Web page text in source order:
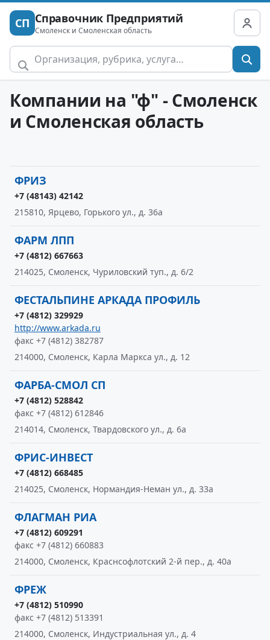
СП Справочник Предприятий
Смоленск и Смоленская область
Компании на "ф" - Смоленск
и Смоленская область
ФРИЗ
+7 (48143) 42142
215810, Ярцево, Горького ул., д. 36а
ФАРМ ЛПП
+7 (4812) 667663
214025, Смоленск, Чуриловский туп., д. 6/2
ФЕСТАЛЬПИНЕ АРКАДА ПРОФИЛЬ
+7 (4812) 329929
http://www.arkada.ru
факс +7 (4812) 382787
214000, Смоленск, Карла Маркса ул., д. 12
ФАРБА-СМОЛ СП
+7 (4812) 528842
факс +7 (4812) 612846
214014, Смоленск, Твардовского ул., д. 6а
ФРИС-ИНВЕСТ
+7 (4812) 668485
214025, Смоленск, Нормандия-Неман ул., д. 33а
ФЛАГМАН РИА
+7 (4812) 609291
факс +7 (4812) 660883
214000, Смоленск, Краснсофлотский 2-й пер., д. 40а
ФРЕЖ
+7 (4812) 510990
факс +7 (4812) 513391
214000, Смоленск, Индустриальная ул., д. 4